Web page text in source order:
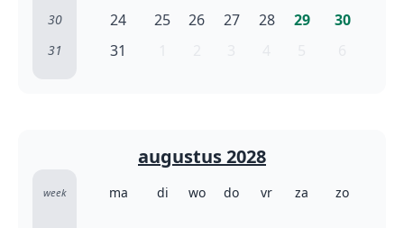
30 24 25 26 27 28 29 30
31 31
augustus 2028
week ma di wo do vr za zo